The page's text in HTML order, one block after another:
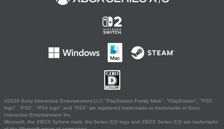
©2026 Sony Interactive Entertainment LLC."PlayStation Family Mark", "PlayStation", "PS5
logo", "PS5", "PS4 logo" and "PS4" are registered trademarks or trademarks of Sony
Interactive Entertainment Inc.
Microsoft, the XBOX Sphere mark, the Series X|S logo and XBOX Series X|S are trademarks